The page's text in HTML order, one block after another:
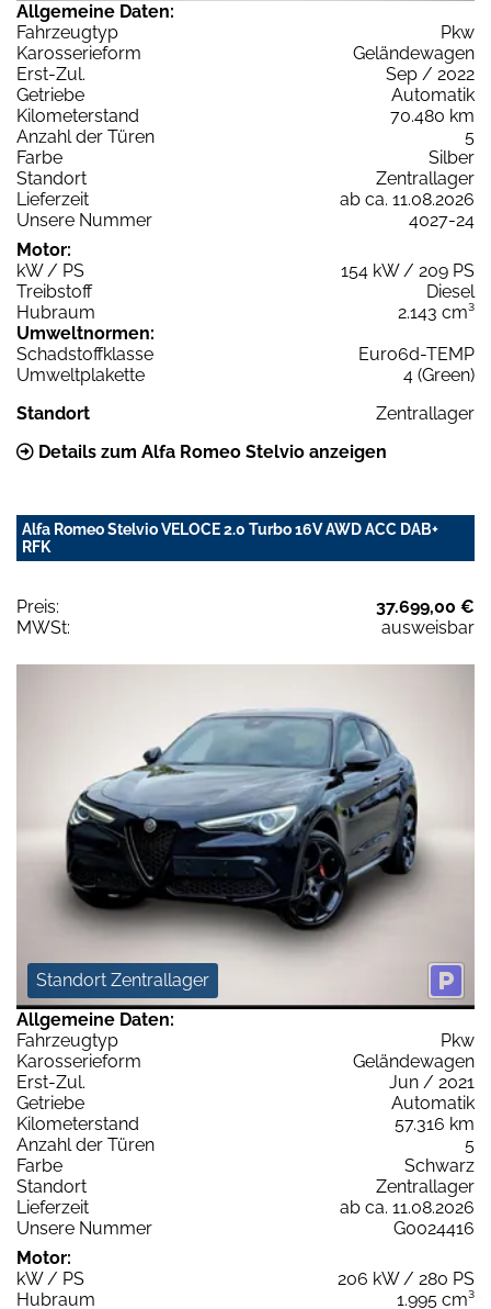
Allgemeine Daten:
Fahrzeugtyp
Pkw
Karosserieform
Geländewagen
Erst-Zul.
Sep / 2022
Getriebe
Automatik
Kilometerstand
70.480 km
Anzahl der Türen
5
Farbe
Silber
Standort
Zentrallager
Lieferzeit
ab ca. 11.08.2026
Unsere Nummer
4027-24
Motor:
kW / PS
154 kW / 209 PS
Treibstoff
Diesel
Hubraum
2.143 cm³
Umweltnormen:
Schadstoffklasse
Euro6d-TEMP
Umweltplakette
4 (Green)
Standort
Zentrallager
Details zum Alfa Romeo Stelvio anzeigen
Alfa Romeo Stelvio VELOCE 2.0 Turbo 16V AWD ACC DAB+
RFK
Preis:
37.699,00 €
MWSt:
ausweisbar
Standort Zentrallager
Allgemeine Daten:
Fahrzeugtyp
Pkw
Karosserieform
Geländewagen
Erst-Zul.
Jun / 2021
Getriebe
Automatik
Kilometerstand
57.316 km
Anzahl der Türen
5
Farbe
Schwarz
Standort
Zentrallager
Lieferzeit
ab ca. 11.08.2026
Unsere Nummer
G0024416
Motor:
kW / PS
206 kW / 280 PS
Hubraum
1.995 cm³